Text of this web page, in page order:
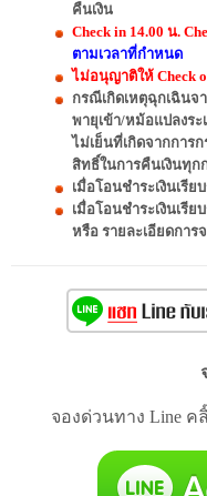
คืนเงิน
Check in 14.00 น.
ตามเวลาที่กำหนด
ไม่อนุญาติให้ Check
กรณีเกิดเหตุฉุกเฉิน
พายุเข้า/หม้อแปลงร
ไม่เย็นที่เกิดจากการ
สิทธิ์ในการคืนเงินทุก
เมื่อโอนชำระเงินเรี
เมื่อโอนชำระเงินเรี
หรือ รายละเอียดการ
จองด่วนทาง Line ค